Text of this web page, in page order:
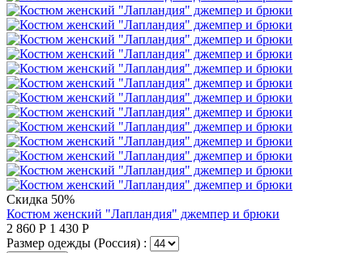
Скидка 50%
Костюм женский "Лапландия" джемпер и брюки
2 860 Р 1 430 Р
Размер одежды (Россия) :